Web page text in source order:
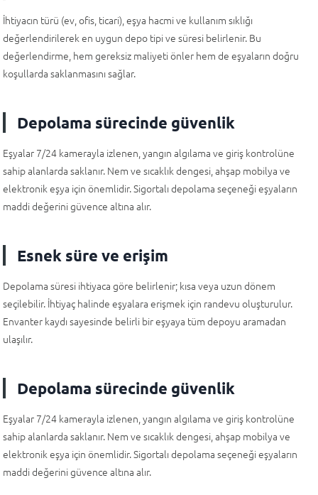
İhtiyacın türü (ev, ofis, ticari), eşya hacmi ve kullanım sıklığı
değerlendirilerek en uygun depo tipi ve süresi belirlenir. Bu
değerlendirme, hem gereksiz maliyeti önler hem de eşyaların doğru
koşullarda saklanmasını sağlar.
Depolama sürecinde güvenlik
Eşyalar 7/24 kamerayla izlenen, yangın algılama ve giriş kontrolüne
sahip alanlarda saklanır. Nem ve sıcaklık dengesi, ahşap mobilya ve
elektronik eşya için önemlidir. Sigortalı depolama seçeneği eşyaların
maddi değerini güvence altına alır.
Esnek süre ve erişim
Depolama süresi ihtiyaca göre belirlenir; kısa veya uzun dönem
seçilebilir. İhtiyaç halinde eşyalara erişmek için randevu oluşturulur.
Envanter kaydı sayesinde belirli bir eşyaya tüm depoyu aramadan
ulaşılır.
Depolama sürecinde güvenlik
Eşyalar 7/24 kamerayla izlenen, yangın algılama ve giriş kontrolüne
sahip alanlarda saklanır. Nem ve sıcaklık dengesi, ahşap mobilya ve
elektronik eşya için önemlidir. Sigortalı depolama seçeneği eşyaların
maddi değerini güvence altına alır.